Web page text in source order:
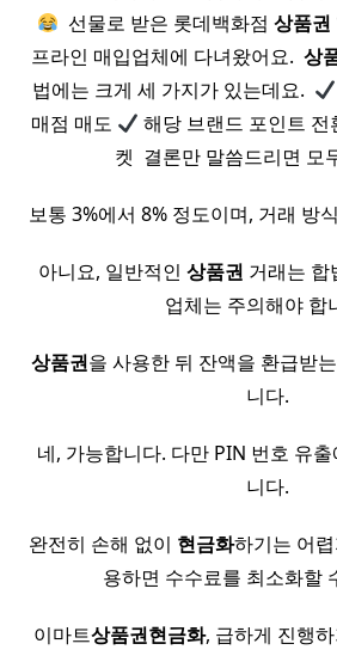
​ 선물로 받은 롯데백화점상품권
프라인 매입업체에 다녀왔어요. ​ 상
법에는 크게 세 가지가 있는데요. ​
매점 매도
해당 브랜드 포인트 전
켓 ​ 결론만 말씀드리면 모
보통 3%에서 8% 정도이며, 거래 방
아니요, 일반적인 상품권 거래는 합
업체는 주의해야 합
상품권을 사용한 뒤 잔액을 환급받
니다.
네, 가능합니다. 다만 PIN 번호 유
니다.
완전히 손해 없이 현금화하기는 어
용하면 수수료를 최소화할
이마트상품권현금화, 급하게 진행